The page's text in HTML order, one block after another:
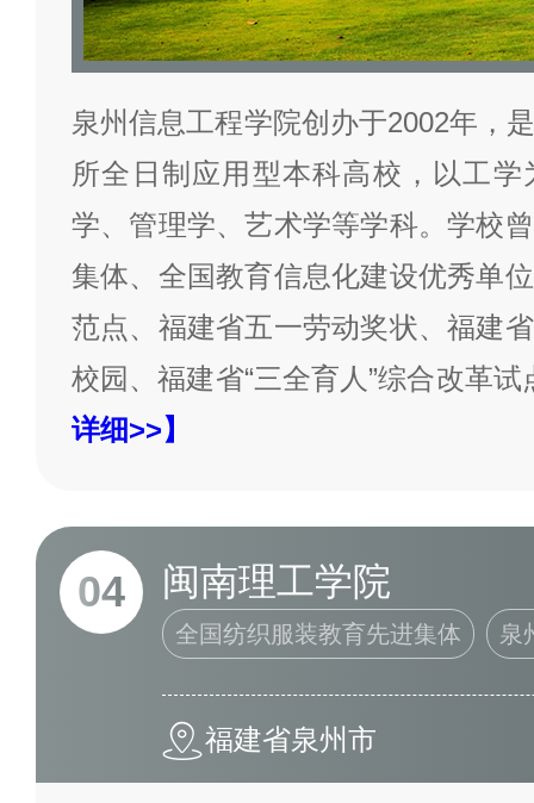
泉州信息工程学院创办于2002年，
所全日制应用型本科高校，以工
学、管理学、艺术学等学科。学校
集体、全国教育信息化建设优秀单
范点、福建省五一劳动奖状、福建
校园、福建省“三全育人”综合改革试
详细>>】
04 闽南理工学院
全国纺织服装教育先进集体 泉
福建省泉州市